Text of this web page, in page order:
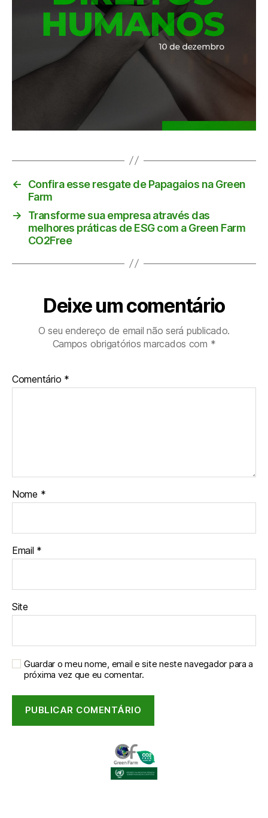
←
Confira esse resgate de Papagaios na Green
Farm
→
Transforme sua empresa através das
melhores práticas de ESG com a Green Farm
CO2Free
Deixe um comentário
O seu endereço de email não será publicado.
Campos obrigatórios marcados com *
Comentário *
Nome *
Email *
Site
Guardar o meu nome, email e site neste navegador para a
próxima vez que eu comentar.